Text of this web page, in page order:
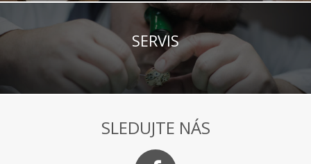
SERVIS
SLEDUJTE NÁS